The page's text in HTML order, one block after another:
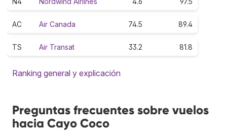
AC Air Canada 74.5 89.4
TS Air Transat 33.2 81.8
Ranking general y explicación
Preguntas frecuentes sobre vuelos
hacia Cayo Coco